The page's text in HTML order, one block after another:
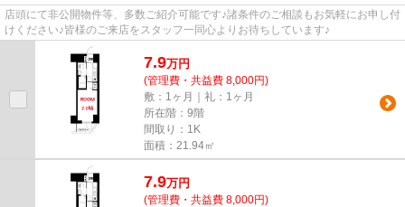
店頭にて非公開物件等、多数ご紹介可能です♪諸条件のご相談もお気軽にお申し付
けください♪皆様のご来店をスタッフ一同心よりお待ちしています♪
7.9万円
(管理費・共益費 8,000円)
敷：1ヶ月｜礼：1ヶ月
所在階：9階
間取り：1K
面積：21.94㎡
7.9万円
(管理費・共益費 8,000円)